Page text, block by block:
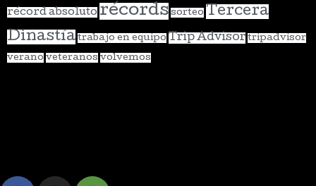
récord absoluto récords sorteo Tercera
Dinastía trabajo en equipo Trip Advisor tripadvisor
verano veteranos volvemos